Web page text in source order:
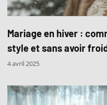
Mariage en hiver :
style et sans avoir
4 avril 2025